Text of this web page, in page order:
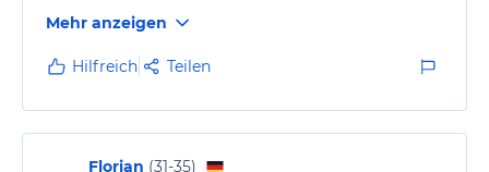
Zimmerpersonal insgesamt freundlich, aber im
Frühstücks-Servicebereich teils sehr inkompetent
und unmotiviert.
Das Frühstück ist extrem armselig .
Völlig unzumutbar sind die stundenlangen
Wartezeiten für Bus- Shuttle zum Flughafen da es
Mehr anzeigen
Hilfreich Teilen
Florian (31-35)